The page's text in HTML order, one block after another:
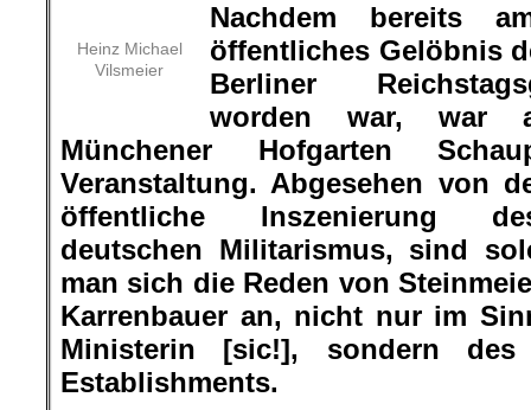
Heinz Michael
Vilsmeier
Nachdem bereits
öffentliches Gelöbnis
Berliner
worden war, war
Münchener Hofgarten
Veranstaltung. Abgesehen von
öffentliche Inszenierung
deutschen Militarismus, sind
man sich die Reden von
Karrenbauer an, nicht nur im
Ministerin [sic!], sondern des
Establishments.